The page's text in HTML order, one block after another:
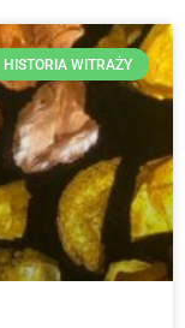
HISTORIA WITRAŻY